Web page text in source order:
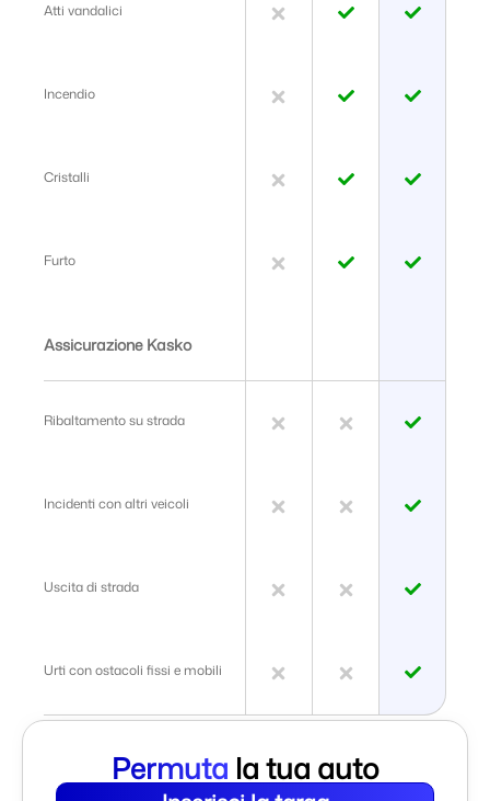
Atti vandalici
Incendio
Cristalli
Furto
Assicurazione Kasko
Ribaltamento su strada
Incidenti con altri veicoli
Uscita di strada
Urti con ostacoli fissi e mobili
Permuta la tua auto